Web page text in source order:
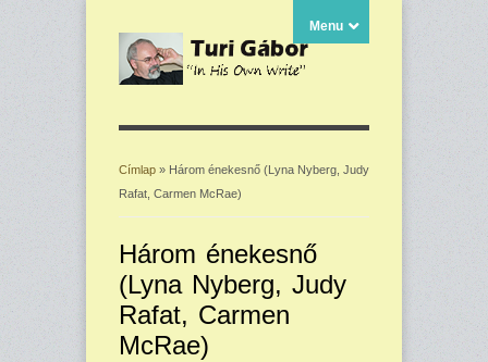
Menu
Jelenlegi hely
Címlap » Három énekesnő (Lyna Nyberg, Judy
Rafat, Carmen McRae)
Három énekesnő
(Lyna Nyberg, Judy
Rafat, Carmen
McRae)